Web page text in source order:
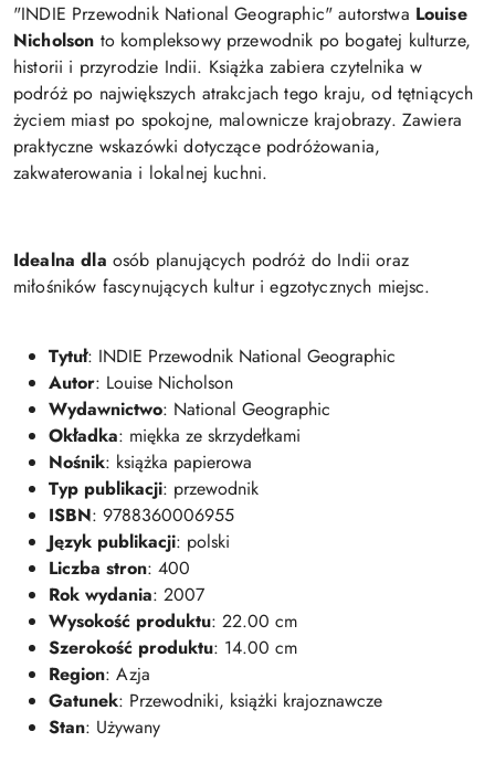
"INDIE Przewodnik National Geographic" autorstwa Louise
Nicholson to kompleksowy przewodnik po bogatej kulturze,
historii i przyrodzie Indii. Książka zabiera czytelnika w
podróż po największych atrakcjach tego kraju, od tętniących
życiem miast po spokojne, malownicze krajobrazy. Zawiera
praktyczne wskazówki dotyczące podróżowania,
zakwaterowania i lokalnej kuchni.
Idealna dla osób planujących podróż do Indii oraz
miłośników fascynujących kultur i egzotycznych miejsc.
Tytuł: INDIE Przewodnik National Geographic
Autor: Louise Nicholson
Wydawnictwo: National Geographic
Okładka: miękka ze skrzydełkami
Nośnik: książka papierowa
Typ publikacji: przewodnik
ISBN: 9788360006955
Język publikacji: polski
Liczba stron: 400
Rok wydania: 2007
Wysokość produktu: 22.00 cm
Szerokość produktu: 14.00 cm
Region: Azja
Gatunek: Przewodniki, książki krajoznawcze
Stan: Używany